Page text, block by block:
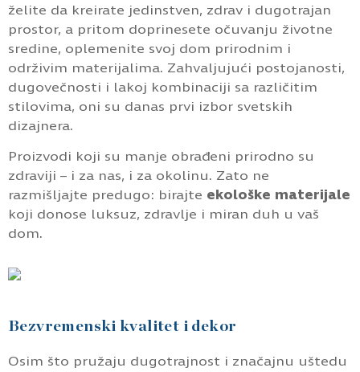
želite da kreirate jedinstven, zdrav i dugotrajan
prostor, a pritom doprinesete očuvanju životne
sredine, oplemenite svoj dom prirodnim i
održivim materijalima. Zahvaljujući postojanosti,
dugovečnosti i lakoj kombinaciji sa različitim
stilovima, oni su danas prvi izbor svetskih
dizajnera.
Proizvodi koji su manje obrađeni prirodno su
zdraviji – i za nas, i za okolinu. Zato ne
razmišljajte predugo: birajte ekološke materijale
koji donose luksuz, zdravlje i miran duh u vaš
dom.
Bezvremenski kvalitet i dekor
Osim što pružaju dugotrajnost i značajnu uštedu